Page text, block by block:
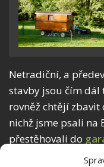
Netradiční, a
stavby jsou čím dál
rovněž chtějí zbavit
nichž jsme psali na
přestěhovali do
Chtějí tak co